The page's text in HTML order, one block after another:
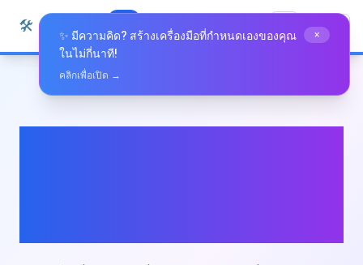
ข้ามไปยังเนื้อหา
🛠️ เครื่องมือทั้งหมด ไทย
✨ มีความคิด? สร้างเครื่องมือที่กำหนดเองของคุณ
ในไม่กี่นาที!
×
คลิกเพื่อเปิด →